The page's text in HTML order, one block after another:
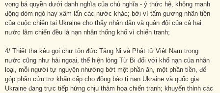
vọng bá quyền dưới danh nghĩa của chủ nghĩa - ý thức hệ, không manh
động dòm ngó hay xâm lấn các nước khác; bởi vì tấm gương nhãn tiền
của cuộc chiến tại Ukraine cho thấy nhân dân và quân đội của cả hai
nước lâm chiến đều là nạn nhân thống khổ vì chiến tranh;
4/ Thiết tha kêu gọi chư tôn đức Tăng Ni và Phật tử Việt Nam trong
nước cũng như hải ngoại, thể hiện lòng Từ Bi đối với khổ nạn của nhân
loại, mỗi người tự nguyện nhường bớt một phần ăn, một phần tiền, để
góp phần cứu trợ khẩn cấp cho đồng bào tị nạn Ukraine và quốc gia
Ukraine đang trực tiếp hứng chịu thảm họa chiến tranh; khuyến thỉnh các